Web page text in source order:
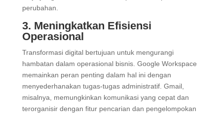
perubahan.
3. Meningkatkan Efisiensi
Operasional
Transformasi digital bertujuan untuk mengurangi
hambatan dalam operasional bisnis. Google Workspace
memainkan peran penting dalam hal ini dengan
menyederhanakan tugas-tugas administratif. Gmail,
misalnya, memungkinkan komunikasi yang cepat dan
terorganisir dengan fitur pencarian dan pengelompokan